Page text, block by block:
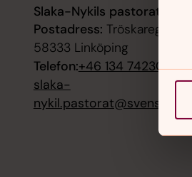
Slaka-Nykils pastorat
Postadress: Tröskaregatan
58333 Linköping
Telefon:+46 134 742300
slaka-